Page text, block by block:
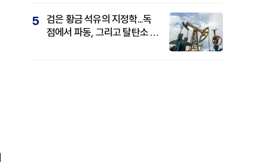
5
검은 황금 석유의 지정학...독
점에서 파동, 그리고 탈탄소 패